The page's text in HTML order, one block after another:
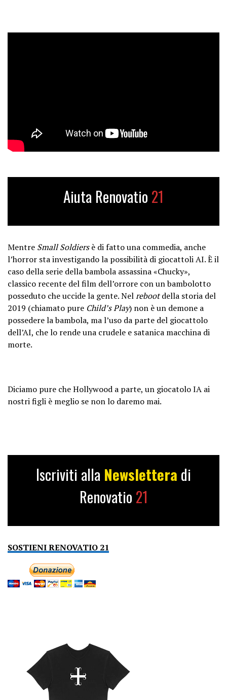
Aiuta Renovatio 21
Mentre Small Soldiersè di fatto una commedia, anche
l’horror sta investigando la possibilità di giocattoli AI. È il
caso della serie della bambola assassina «Chucky»,
classico recente del film dell’orrore con un bambolotto
posseduto che uccide la gente. Nelrebootdella storia del
2019 (chiamato pure Child’s Play) non è un demone a
possedere la bambola, ma l’uso da parte del giocattolo
dell’AI, che lo rende una crudele e satanica macchina di
morte.
Diciamo pure che Hollywood a parte, un giocatolo IA ai
nostri figli è meglio se non lo daremo mai.
Iscriviti alla Newslettera di
Renovatio 21
SOSTIENI RENOVATIO 21